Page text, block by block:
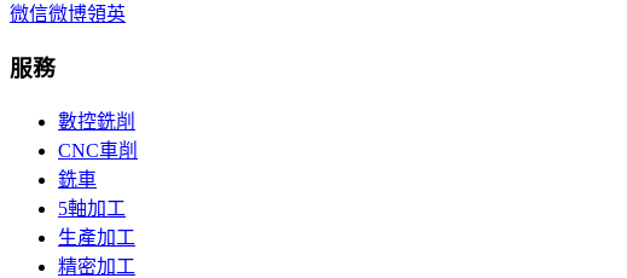
微信微博領英
服務
數控銑削
CNC車削
銑車
5軸加工
生產加工
精密加工